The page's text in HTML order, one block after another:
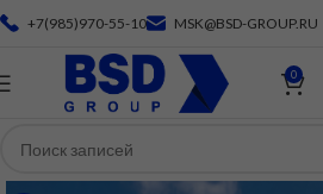
+7(985)970-55-10 MSK@BSD-GROUP.RU
0